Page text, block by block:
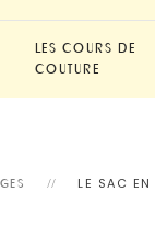
LES COURS DE
COUTURE
LE SAC